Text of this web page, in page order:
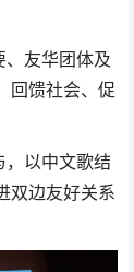
、友华团体及
回馈社会、促
，以中文歌结
双边友好关系